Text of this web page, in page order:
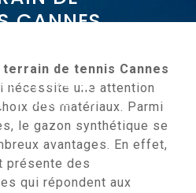
CANNES
22, 2024
0 COMMENTS
0 TAGS
de tennis Cannes
nécessite une attention
des matériaux. Parmi
le gazon synthétique se
avantages. En effet,
présente des
qui répondent aux